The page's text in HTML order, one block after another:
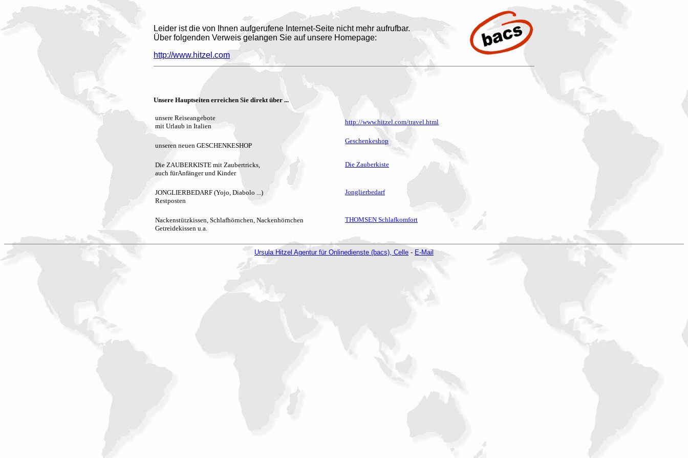
Leider ist die von Ihnen aufgerufene Internet-Seite nicht mehr aufrufbar.
Über folgenden Verweis gelangen Sie auf unsere Homepage:
http://www.hitzel.com
Unsere Hauptseiten erreichen Sie direkt über ...
unsere Reiseangebote
mit Urlaub in Italien
http://www.hitzel.com/travel.html
unseren neuen GESCHENKESHOP
Geschenkeshop
Die ZAUBERKISTE mit Zaubertricks,
auch fürAnfänger und Kinder
Die Zauberkiste
JONGLIERBEDARF (Yojo, Diabolo ...)
Restposten
Jonglierbedarf
Nackenstützkissen, Schlafhörnchen, Nackenhörnchen
Getreidekissen u.a.
THOMSEN Schlafkomfort
Ursula Hitzel Agentur für Onlinedienste (bacs), Celle - E-Mail